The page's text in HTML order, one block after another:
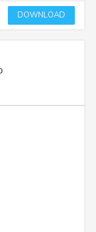
DOWNLOAD